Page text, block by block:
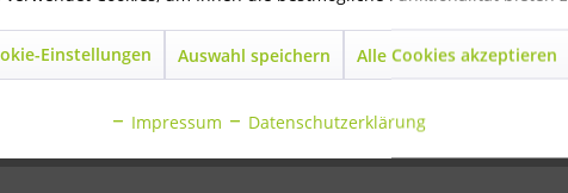
360"
Einstellungen Auswahl speichern Alle Cookies akzeptieren
Impressum Datenschutzerklärung